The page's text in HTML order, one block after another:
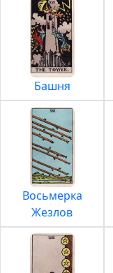
Башня
Восьмерка
Жезлов